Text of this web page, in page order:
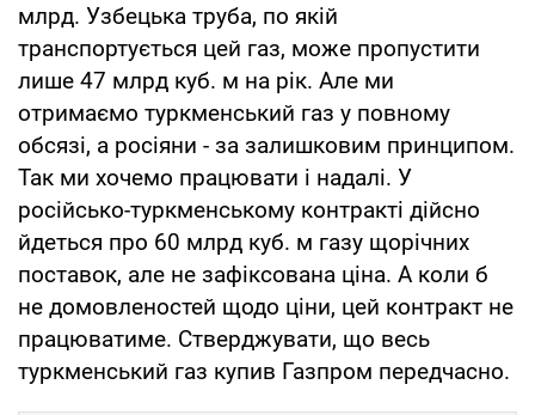
млрд. Узбецька труба, по якій
транспортується цей газ, може пропустити
лише 47 млрд куб. м на рік. Але ми
отримаємо туркменський газ у повному
обсязі, а росіяни - за залишковим принципом.
Так ми хочемо працювати і надалі. У
російсько-туркменському контракті дійсно
йдеться про 60 млрд куб. м газу щорічних
поставок, але не зафіксована ціна. А коли б
не домовленостей щодо ціни, цей контракт не
працюватиме. Стверджувати, що весь
туркменський газ купив Газпром передчасно.